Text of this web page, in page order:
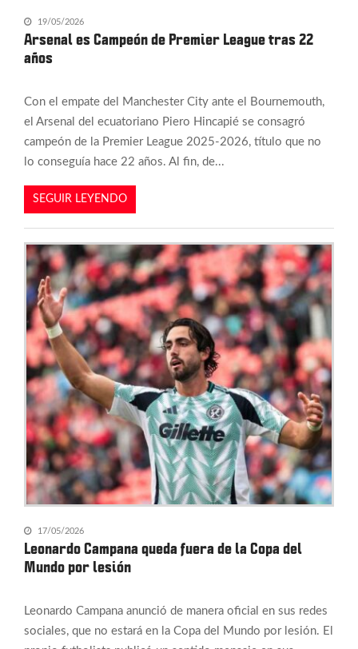
19/05/2026
Arsenal es Campeón de Premier League tras 22
años
Con el empate del Manchester City ante el Bournemouth,
el Arsenal del ecuatoriano Piero Hincapié se consagró
campeón de la Premier League 2025-2026, título que no
lo conseguía hace 22 años. Al fin, de...
SEGUIR LEYENDO
17/05/2026
Leonardo Campana queda fuera de la Copa del
Mundo por lesión
Leonardo Campana anunció de manera oficial en sus redes
sociales, que no estará en la Copa del Mundo por lesión. El